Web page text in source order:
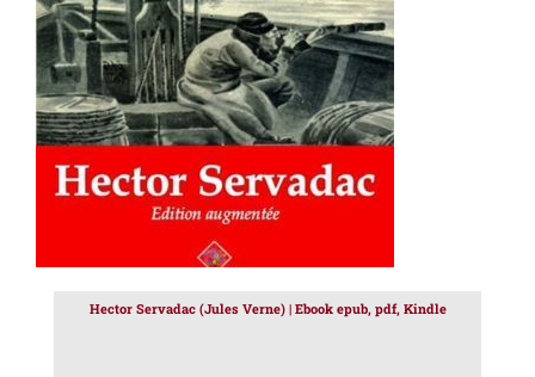
AJOUTER AU PANIER / DÉTAILS
Hector Servadac (Jules Verne) | Ebook epub, pdf, Kindle